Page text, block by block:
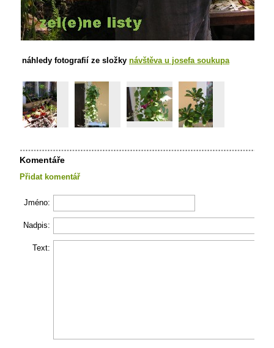
náhledy fotografií ze složky návštěva u josefa soukupa
Komentáře
Přidat komentář
Jméno:
Nadpis:
Text: